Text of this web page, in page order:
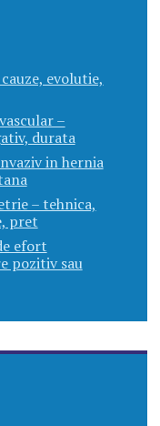
evolutie,
–
durata
in hernia
– tehnica,
pret
efort
pozitiv sau